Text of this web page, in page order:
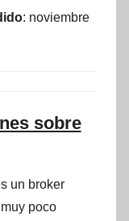
: noviembre
sobre
un broker
poco